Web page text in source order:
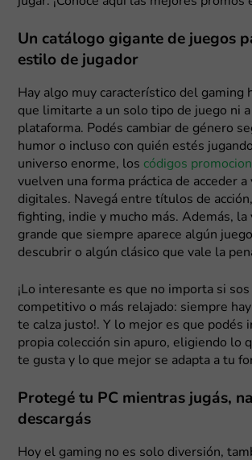
Un catálogo gigante de juegos
estilo de jugador
Hay algo muy característico del gaming
que limitarte a un solo tipo de juego ni
plataforma. Podés cambiar de género
humor o incluso con quién estés
universo enorme, los códigos
vuelven una forma práctica de acceder a
digitales. Navegá entre títulos de
fighting, indie y mucho más. Además, la
grande que siempre aparece algún
descubrir o algún clásico que vale la
¡Lo interesante es que no importa si
competitivo o más relajado: siempre
te calza justo!. Y lo mejor es que podés
propia colección sin apuro, eligiendo lo
te gusta y lo que mejor se adapta a tu
Protegé tu PC mientras jugás,
descargás
Hoy el gaming no es solo diversión,